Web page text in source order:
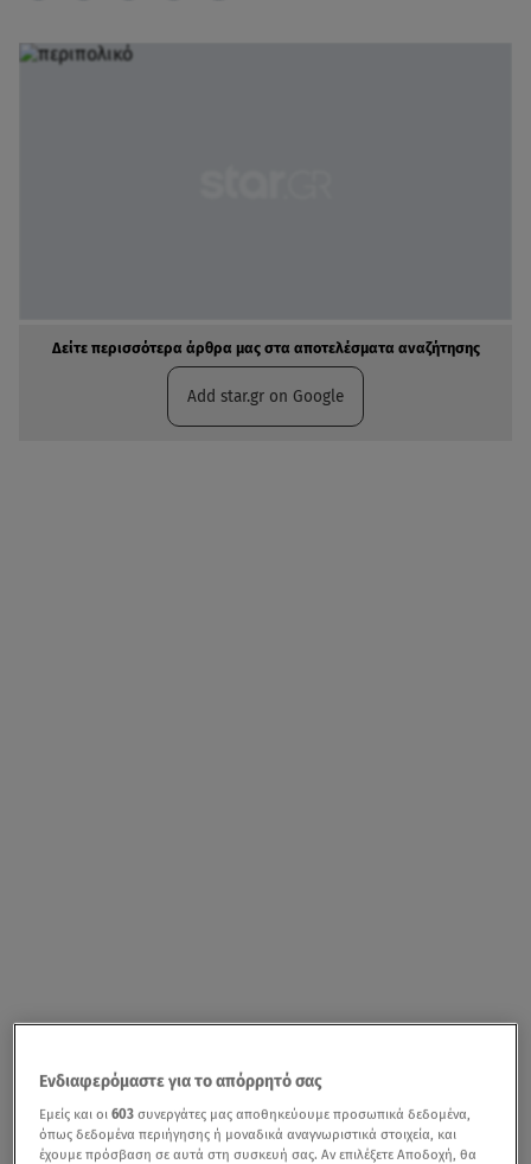
Δείτε περισσότερα άρθρα μας στα αποτελέσματα αναζήτησης
Add star.gr on Google
Ενδιαφερόμαστε για το απόρρητό σας
Εμείς και οι603 συνεργάτες μας αποθηκεύουμε προσωπικά δεδομένα,
όπως δεδομένα περιήγησης ή μοναδικά αναγνωριστικά στοιχεία, και
έχουμε πρόσβαση σε αυτά στη συσκευή σας. Αν επιλέξετε Αποδοχή, θα